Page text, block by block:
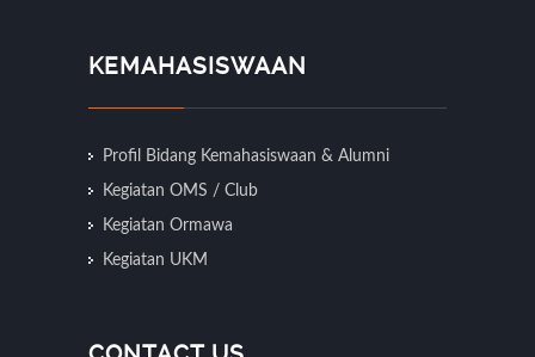
KEMAHASISWAAN
Profil Bidang Kemahasiswaan & Alumni
Kegiatan OMS / Club
Kegiatan Ormawa
Kegiatan UKM